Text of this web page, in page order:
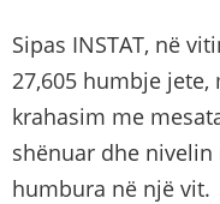
Sipas INSTAT, në
27,605 humbje
krahasim me
shënuar dhe
humbura në një vit.